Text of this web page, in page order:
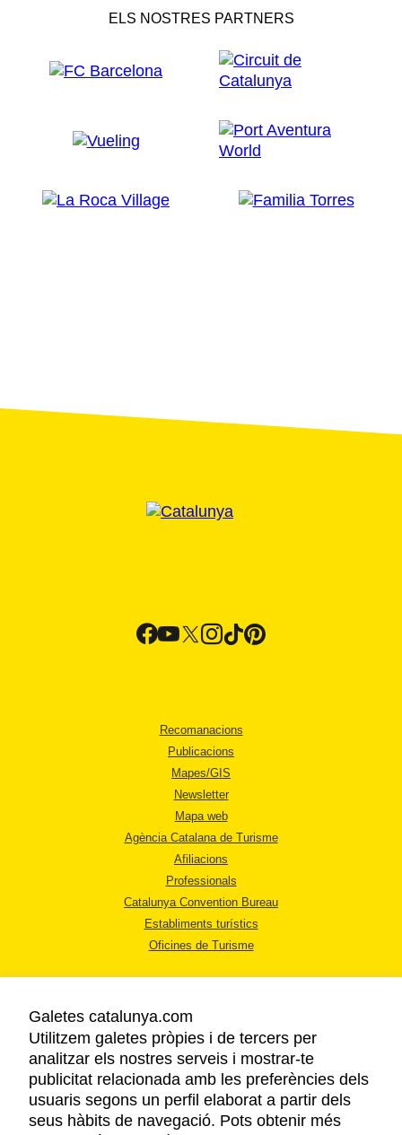
ELS NOSTRES PARTNERS
Recomanacions
Publicacions
Mapes/GIS
Newsletter
Mapa web
Agència Catalana de Turisme
Afiliacions
Professionals
Catalunya Convention Bureau
Establiments turístics
Oficines de Turisme
AVÍS LEGAL
POLÍTICA DE PRIVACITAT
COOKIES
Galetes catalunya.com
Utilitzem galetes pròpies i de tercers per
analitzar els nostres serveis i mostrar-te
publicitat relacionada amb les preferències dels
usuaris segons un perfil elaborat a partir dels
seus hàbits de navegació. Pots obtenir més